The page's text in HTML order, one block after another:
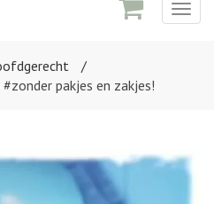
pakjes en zakjes!